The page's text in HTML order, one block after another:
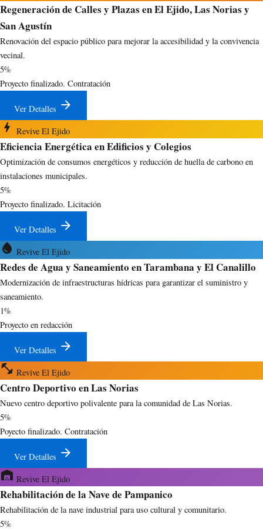
Regeneración de Calles y Plazas en El Ejido, Las Norias y
San Agustín
Renovación del espacio público para mejorar la accesibilidad y la convivencia
vecinal.
5%
Proyecto finalizado. Contratación
Ver Detalles arrow_forward
bolt Revive El Ejido
Eficiencia Energética en Edificios y Colegios
Optimización de consumos energéticos y reducción de huella de carbono en
instalaciones municipales.
5%
Proyecto finalizado. Licitación
Ver Detalles arrow_forward
water_drop Revive El Ejido
Redes de Agua y Saneamiento en Tarambana y El Canalillo
Modernización de infraestructuras hídricas para garantizar el suministro y
saneamiento.
1%
Proyecto en redacción
Ver Detalles arrow_forward
fitness_center Revive El Ejido
Centro Deportivo en Las Norias
Nuevo centro deportivo polivalente para la comunidad de Las Norias.
5%
Poyecto finalizado. Contratación
Ver Detalles arrow_forward
warehouse Revive El Ejido
Rehabilitación de la Nave de Pampanico
Rehabilitación de la nave industrial para uso cultural y comunitario.
5%